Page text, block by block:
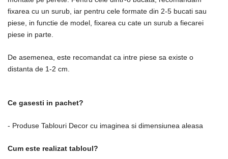
fixarea cu un surub, iar pentru cele formate din 2-5 bucati sau
piese, in functie de model, fixarea cu cate un surub a fiecarei
piese in parte.
De asemenea, este recomandat ca intre piese sa existe o
distanta de 1-2 cm.
Ce gasesti in pachet?
- Produse Tablouri Decor cu imaginea si dimensiunea aleasa
Cum este realizat tabloul?